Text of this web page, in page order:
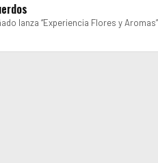
lanza “Experiencia Flores y